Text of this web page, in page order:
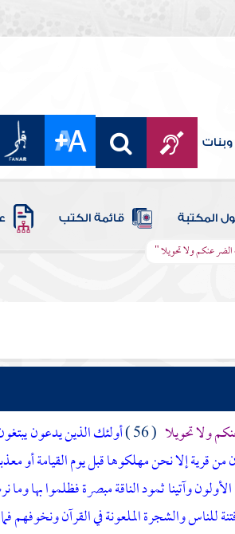
وبنات
المكتبة قائمة الكتب
عنكم ولا تحويلا "
ولا تحويلا ( 56 )
أولئك الذين يدعون
من قرية إلا نحن مهلكوها قبل يوم القيامة أو
وآتينا ثمود الناقة مبصرة فظلموا بها وما
للناس والشجرة الملعونة في القرآن ونخوفهم فما